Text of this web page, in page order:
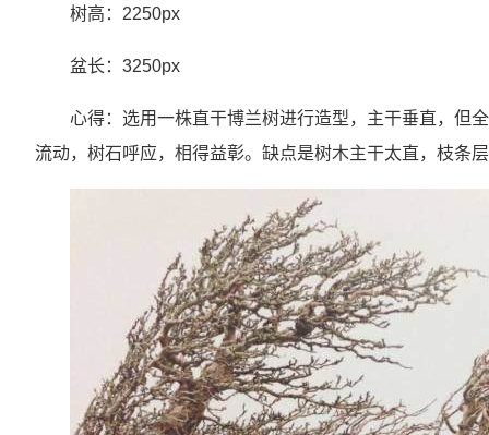
树高：2250px
盆长：3250px
心得：选用一株直干博兰树进行造型，主干垂直，但
流动，树石呼应，相得益彰。缺点是树木主干太直，枝条